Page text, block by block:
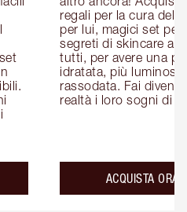
regali per la cura della
per lui, magici set per
segreti di skincare
tutti, per avere una
idratata, più luminosa
rassodata. Fai
realtà i loro sogni di
ACQUISTA ORA